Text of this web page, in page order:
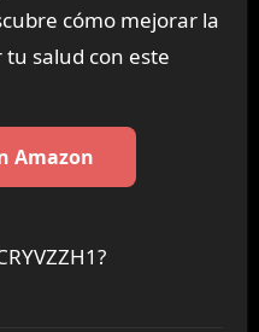
cómo mejorar la
salud con este
Amazon